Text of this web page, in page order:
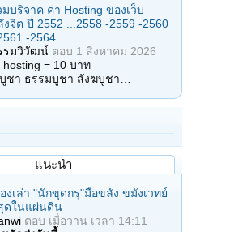
มบริจาค ค่า Hosting ของเว็บ
งจิต ปี 2552 ...2558 -2559 -2560
-2564
รมวิวัฒน์ ตอบ 1 สิงหาคม 2026
= 10 บาท
ชา ธรรมบูชา สังฆบูชา…
แนะนำ
องเล่า "นักขุดกรุ"มือขลัง ขมังเวทย์
ดในแผ่นดิน
ตอบ เมื่อวาน เวลา 14:11